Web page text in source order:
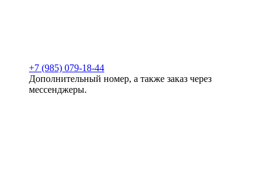
+7 (985) 079-18-44
Дополнительный номер, а также заказ через
мессенджеры.